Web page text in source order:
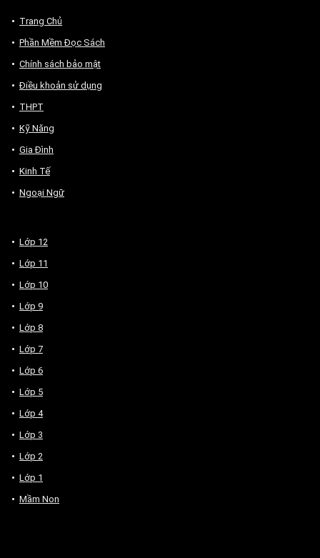
Trang Chủ
Phần Mềm Đọc Sách
Chính sách bảo mật
Điều khoản sử dụng
THPT
Kỹ Năng
Gia Đình
Kinh Tế
Ngoại Ngữ
Lớp 12
Lớp 11
Lớp 10
Lớp 9
Lớp 8
Lớp 7
Lớp 6
Lớp 5
Lớp 4
Lớp 3
Lớp 2
Lớp 1
Mầm Non